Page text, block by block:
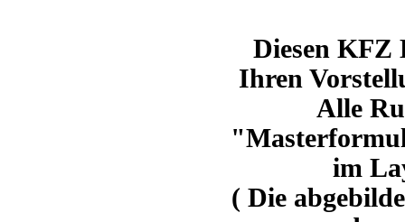
Diesen KFZ
Ihren
Alle
im
( Die